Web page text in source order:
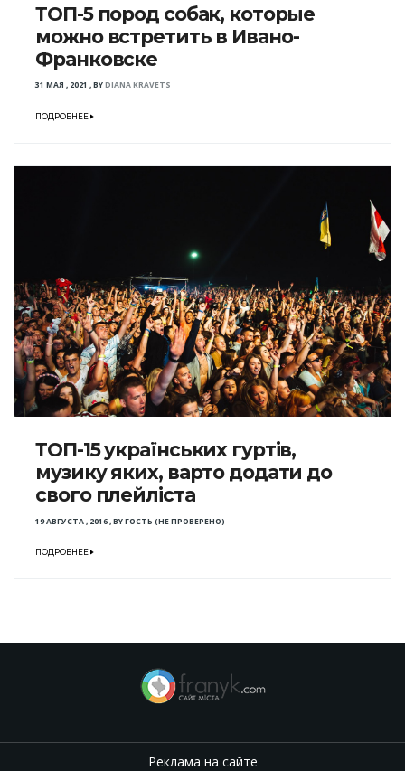
ТОП-5 пород собак, которые
можно встретить в Ивано-
Франковске
31 МАЯ , 2021 ,BYDIANA KRAVETS
ПОДРОБНЕЕ
ТОП-15 українських гуртів,
музику яких, варто додати до
свого плейліста
19 АВГУСТА , 2016,BYГОСТЬ (НЕ ПРОВЕРЕНО)
ПОДРОБНЕЕ
Реклама на сайте